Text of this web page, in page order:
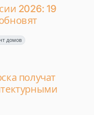
2026: 19
домов
получат